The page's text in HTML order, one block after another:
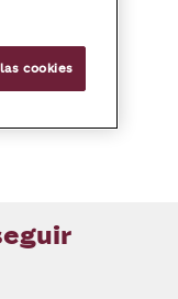
cookies